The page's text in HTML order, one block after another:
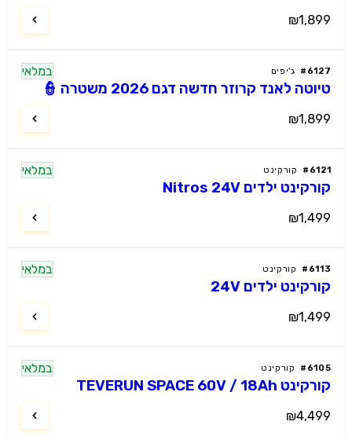
₪1,899
# 6127 ג'יפים במלאי
טיוטה לאנד קרוזר חדשה דגם 2026 משטרה 👮
₪1,899
# 6121 קורקינט במלאי
קורקינט ילדים Nitros 24V
₪1,499
# 6113 קורקינט במלאי
קורקינט ילדים 24V
₪1,499
# 6105 קורקינט במלאי
קורקינט TEVERUN SPACE 60V / 18Ah
₪4,499